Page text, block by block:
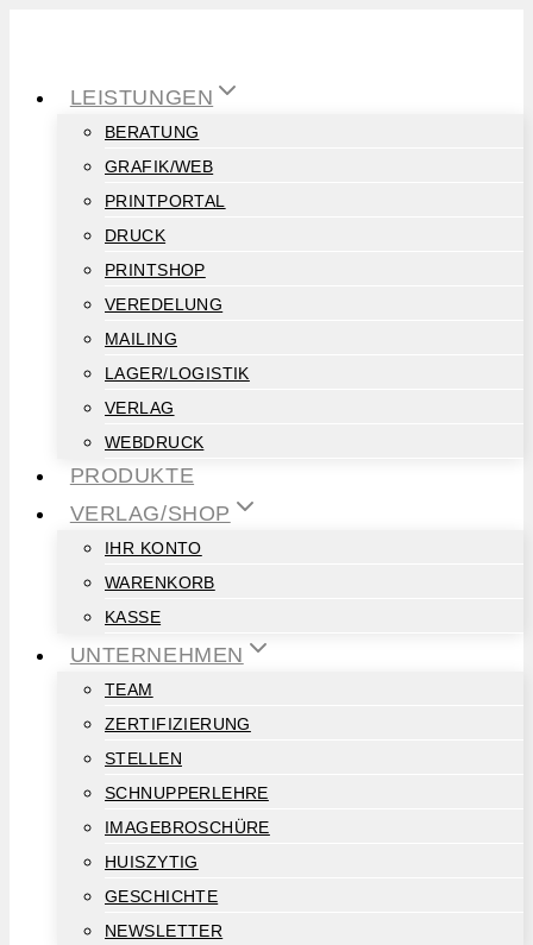
springenLEISTUNGEN
BERATUNG
GRAFIK/WEB
PRINTPORTAL
DRUCK
PRINTSHOP
VEREDELUNG
MAILING
LAGER/LOGISTIK
VERLAG
WEBDRUCK
PRODUKTE
VERLAG/SHOP
IHR KONTO
WARENKORB
KASSE
UNTERNEHMEN
TEAM
ZERTIFIZIERUNG
STELLEN
SCHNUPPERLEHRE
IMAGEBROSCHÜRE
HUISZYTIG
GESCHICHTE
NEWSLETTER